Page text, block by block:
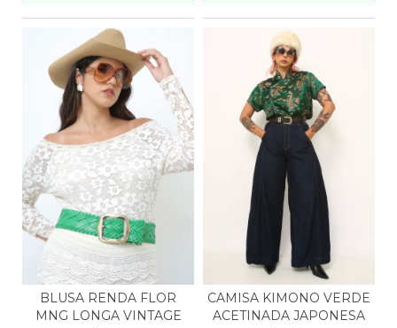
BLUSA RENDA FLOR
MNG LONGA VINTAGE
CAMISA KIMONO VERDE
ACETINADA JAPONESA